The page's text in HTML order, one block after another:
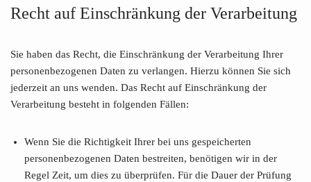
Recht auf Einschränkung der Verarbeitung
Sie haben das Recht, die Einschränkung der Verarbeitung Ihrer
personenbezogenen Daten zu verlangen. Hierzu können Sie sich
jederzeit an uns wenden. Das Recht auf Einschränkung der
Verarbeitung besteht in folgenden Fällen:
Wenn Sie die Richtigkeit Ihrer bei uns gespeicherten
personenbezogenen Daten bestreiten, benötigen wir in der
Regel Zeit, um dies zu überprüfen. Für die Dauer der Prüfung